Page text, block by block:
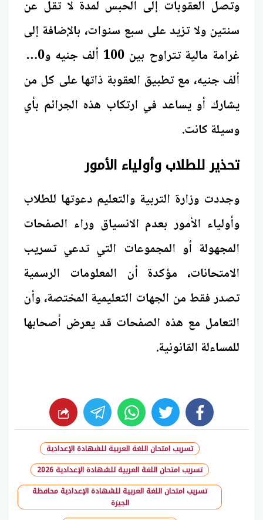
وتصل العقوبات إلى الحبس لمدة لا تقل عن
سنتين ولا تزيد على سبع سنوات، بالإضافة إلى
غرامة مالية تتراوح بين 100 ألف جنيه و200
ألف جنيه، مع تطبيق العقوبة ذاتها على كل من
يشارك أو يساعد في ارتكاب هذه الجرائم بأي
وسيلة كانت.
تحذير للطلاب وأولياء الأمور
وجددت وزارة التربية والتعليم دعوتها للطلاب
وأولياء الأمور بعدم الانسياق وراء الصفحات
المجهولة أو المجموعات التي تدعي تسريب
الامتحانات، مؤكدة أن المعلومات الرسمية
تصدر فقط من الجهات التعليمية المختصة، وأن
التعامل مع هذه الصفحات قد يعرض أصحابها
للمساءلة القانونية.
facebook
twitter
whats
تسريب امتحان اللغة العربية للشهادة الإعدادية
تسريب امتحان اللغة العربية للشهادة الإعدادية 2026
تسريب امتحان اللغة العربية للشهادة الإعدادية محافظة
الجيزة